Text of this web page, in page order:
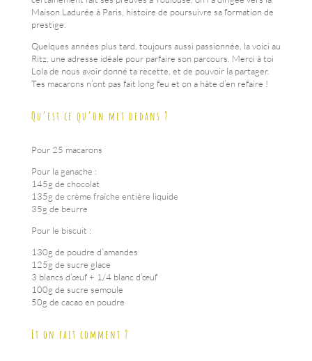
Maison Ladurée à Paris, histoire de poursuivre sa formation de
prestige.
Quelques années plus tard, toujours aussi passionnée, la voici au
Ritz, une adresse idéale pour parfaire son parcours. Merci à toi
Lola de nous avoir donné ta recette, et de pouvoir la partager.
Tes macarons n’ont pas fait long feu et on a hâte d’en refaire !
Qu’est ce qu’on met dedans ?
Pour 25 macarons
Pour la ganache :
145g de chocolat
135g de crème fraîche entière liquide
35g de beurre
Pour le biscuit :
130g de poudre d’amandes
125g de sucre glace
3 blancs d’œuf + 1/4 blanc d’œuf
100g de sucre semoule
50g de cacao en poudre
Et on fait comment ?